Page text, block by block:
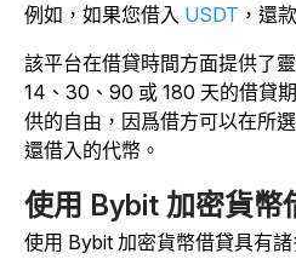
例如，如果您借入 USDT ，還
該平台在借貸時間方面提供了
14、30、90 或 180 天的借貸
供的自由，因爲借方可以在所
還借入的代幣。
使用 Bybit 加密貨幣
使用 Bybit 加密貨幣借貸具有諸